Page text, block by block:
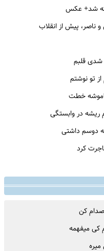
شد+ عکس
ناصر، پیش از انقلاب
شدی قلبم
تو نوشتم
خطت
ریشه در وابستگی
دوسم داشتی
کرد
صدام کن
کی میفهمه